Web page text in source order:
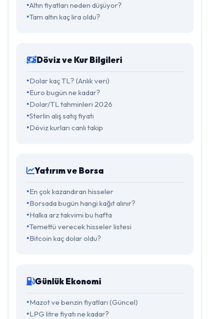
Altın fiyatları neden düşüyor?
Tam altın kaç lira oldu?
Döviz ve Kur Bilgileri
Dolar kaç TL? (Anlık veri)
Euro bugün ne kadar?
Dolar/TL tahminleri 2026
Sterlin alış satış fiyatı
Döviz kurları canlı takip
Yatırım ve Borsa
En çok kazandıran hisseler
Borsada bugün hangi kağıt alınır?
Halka arz takvimi bu hafta
Temettü verecek hisseler listesi
Bitcoin kaç dolar oldu?
Günlük Ekonomi
Mazot ve benzin fiyatları (Güncel)
LPG litre fiyatı ne kadar?